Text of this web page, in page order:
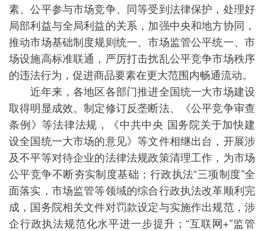
素、公平参与市场竞争、同等受到法律保护，处理好
局部利益与全局利益的关系，加强中央和地方协同，
推动市场基础制度规则统一、市场监管公平统一、市
场设施高标准联通，严厉打击扰乱公平竞争市场秩序
的违法行为，促进商品要素在更大范围内畅通流动。
近年来，各地区各部门推进全国统一大市场建设
取得明显成效。制定修订反垄断法、《公平竞争审查
条例》等法律法规，《中共中央 国务院关于加快建
设全国统一大市场的意见》等文件相继出台，开展涉
及不平等对待企业的法律法规政策清理工作，为市场
公平竞争不断夯实制度基础；行政执法“三项制度”全
面落实，市场监管等领域的综合行政执法改革顺利完
成，国务院相关文件对罚款设定与实施作出规范，涉
企行政执法规范化水平进一步提升；“互联网+”监管